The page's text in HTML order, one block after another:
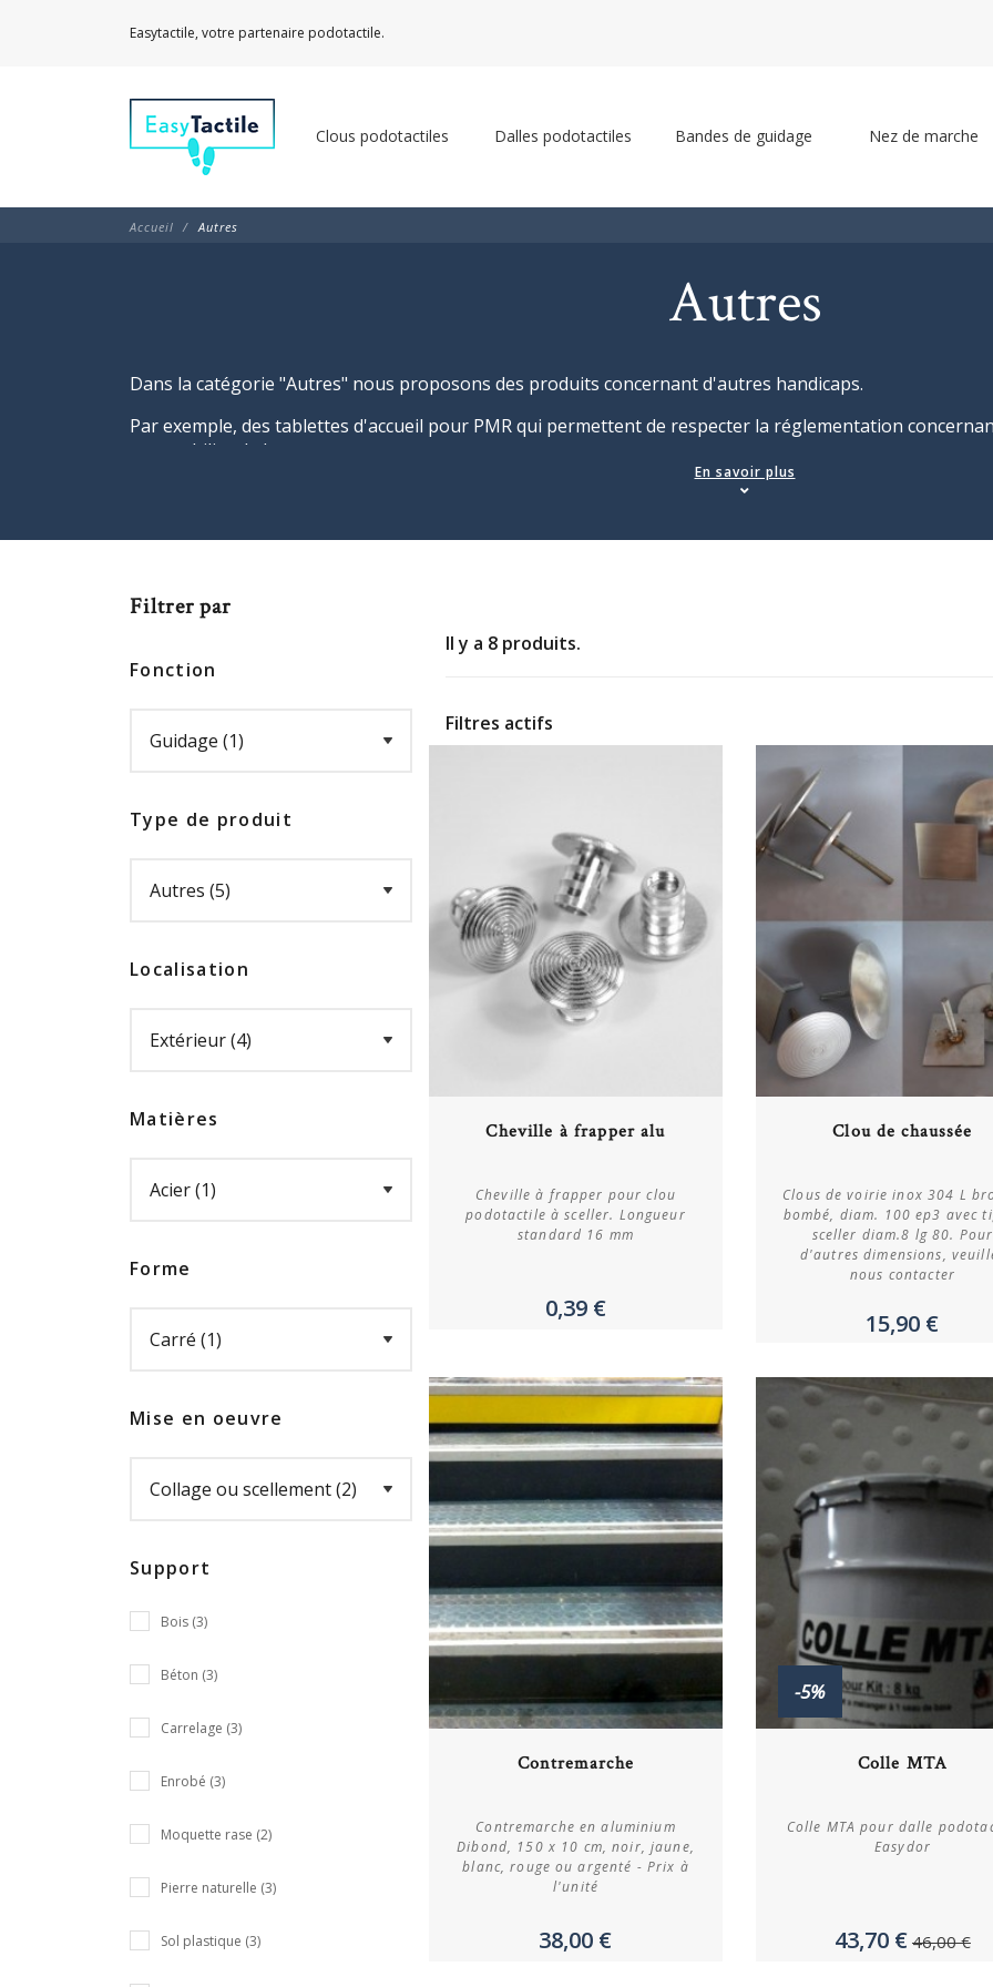
Easytactile, votre partenaire podotactile.
Clous podotactiles Dalles podotactiles Bandes de guidage Nez de marche
Accueil Autres
Autres
Dans la catégorie "Autres" nous proposons des produits concernant d'autres handicaps.
Par exemple, des tablettes d'accueil pour PMR qui permettent de respecter la réglementation
son mobilier de bureau.
Vous trouverez également tous les produits nécessaires à la pose des produits podotactiles.
En savoir plus
Filtrer par
Fonction
Type de produit
Localisation
Matières
Forme
Mise en oeuvre
Support
Bois (3)
Béton (3)
Carrelage (3)
Enrobé (3)
Moquette rase (2)
Pierre naturelle (3)
Sol plastique (3)
Il y a 8 produits.
Filtres actifs
Plus de détails
Cheville à frapper alu
Cheville à frapper pour clou
podotactile à sceller. Longueur
standard 16 mm
0,39 €
Plus de détails
Clou de chaussée
Clous de voirie inox 304 L
bombé, diam. 100 ep3 avec
sceller diam.8 lg 80. Pour
d'autres dimensions,
nous contacter
15,90 €
Plus de détails
Contremarche
Contremarche en aluminium
Dibond, 150 x 10 cm, noir, jaune,
blanc, rouge ou argenté - Prix à
l'unité
38,00 €
Plus de détails
-5%
Colle MTA
Colle MTA pour dalle
Easydor
43,70 € 46,00 €